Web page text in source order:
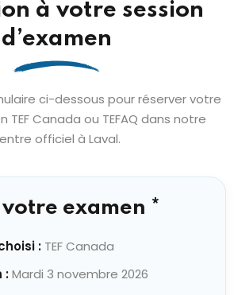
à votre session
d’examen
ci-dessous pour réserver votre
TEF Canada ou TEFAQ dans notre
officiel à Laval.
examen *
: TEF Canada
:Mardi 3 novembre 2026